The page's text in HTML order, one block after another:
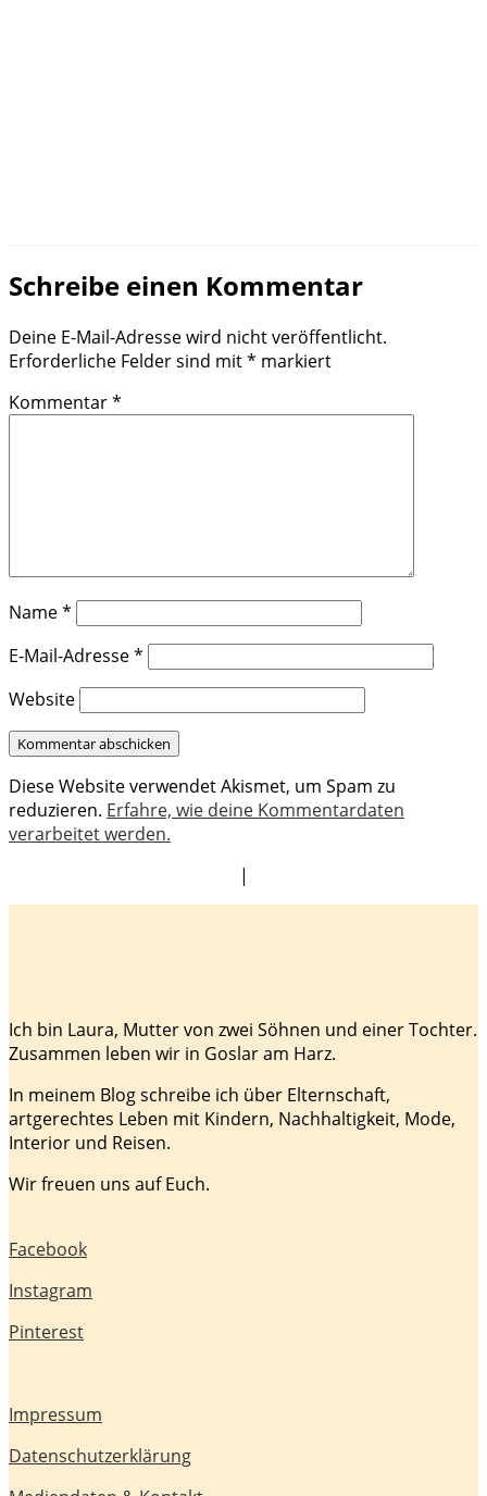
Schreibe einen Kommentar
Deine E-Mail-Adresse wird nicht veröffentlicht.
Erforderliche Felder sind mit* markiert
Kommentar*
Name*
E-Mail-Adresse*
Website
Diese Website verwendet Akismet, um Spam zu
reduzieren. Erfahre, wie deine Kommentardaten
verarbeitet werden.
|
Ich bin Laura, Mutter von zwei Söhnen und einer Tochter.
Zusammen leben wir in Goslar am Harz.
In meinem Blog schreibe ich über Elternschaft,
artgerechtes Leben mit Kindern, Nachhaltigkeit, Mode,
Interior und Reisen.
Wir freuen uns auf Euch.
Facebook
Instagram
Pinterest
Impressum
Datenschutzerklärung